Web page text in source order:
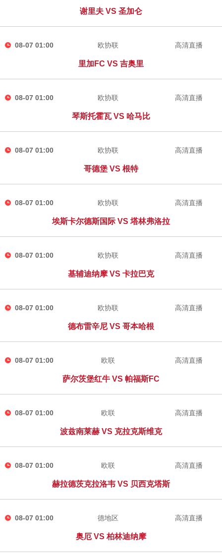
谢里夫 VS 圣加仑
08-07 01:00 欧协联
里加FC VS 吉奥里
高清直播
08-07 01:00 欧协联
琴斯托霍瓦 VS 哈马比
高清直播
08-07 01:00 欧协联
哥德堡 VS 根特
高清直播
08-07 01:00 欧协联
埃斯卡尔德斯国际 VS 塔林弗洛拉
高清直播
08-07 01:00 欧协联
基辅迪纳摩 VS 卡拉巴克
高清直播
08-07 01:00 欧协联
德布雷辛尼 VS 哥本哈根
高清直播
08-07 01:00 欧联
萨尔茨堡红牛 VS 帕福斯FC
高清直播
08-07 01:00 欧联
波兹南莱赫 VS 克拉克斯维克
高清直播
08-07 01:00 欧联
赫拉德茨克拉洛韦 VS 贝西克塔斯
高清直播
08-07 01:00 德地区
奥厄 VS 柏林迪纳摩
高清直播